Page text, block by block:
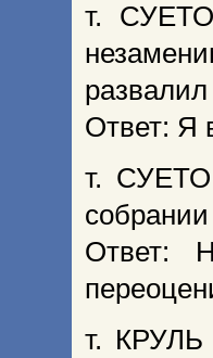
т.
Ответ: Я
т.
Ответ:
т. КРУЛЬ